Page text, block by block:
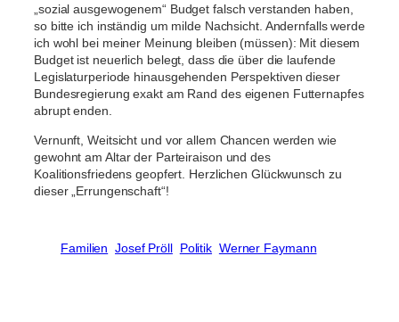
„sozial ausgewogenem“ Budget falsch verstanden haben,
so bitte ich inständig um milde Nachsicht. Andernfalls werde
ich wohl bei meiner Meinung bleiben (müssen): Mit diesem
Budget ist neuerlich belegt, dass die über die laufende
Legislaturperiode hinausgehenden Perspektiven dieser
Bundesregierung exakt am Rand des eigenen Futternapfes
abrupt enden.
Vernunft, Weitsicht und vor allem Chancen werden wie
gewohnt am Altar der Parteiraison und des
Koalitionsfriedens geopfert. Herzlichen Glückwunsch zu
dieser „Errungenschaft“!
Familien Josef Pröll Politik Werner Faymann